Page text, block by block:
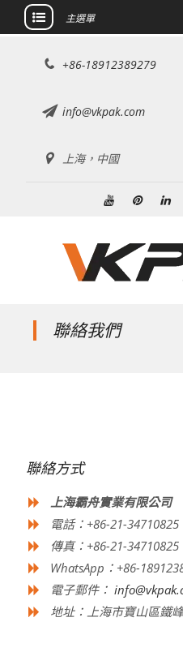
主選單
+86-18912389279
info@vkpak.com
上海，中國
聯絡我們
聯絡方式
上海霸舟實業有限公司
電話：+86-21-34710825
傳真：+86-21-34710825
WhatsApp：+86-
電子郵件：
地址：上海市寶山區鐵